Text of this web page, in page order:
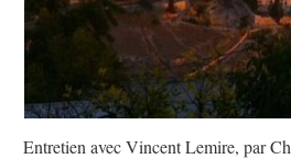
Entretien avec Vincent Lemire, par